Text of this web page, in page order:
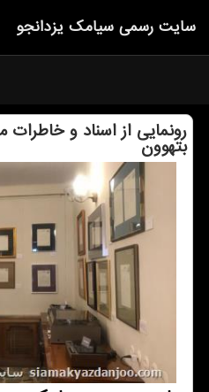
سایت رسمی سیامك یزدانجو
رونمایی از اسناد و خاطرات
بتهوون